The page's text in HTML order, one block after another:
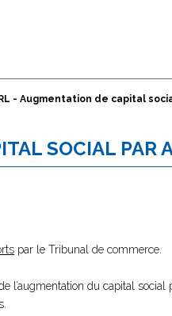
- Augmentation de capital
SOCIAL PAR
par le Tribunal de commerce.
l’augmentation du capital